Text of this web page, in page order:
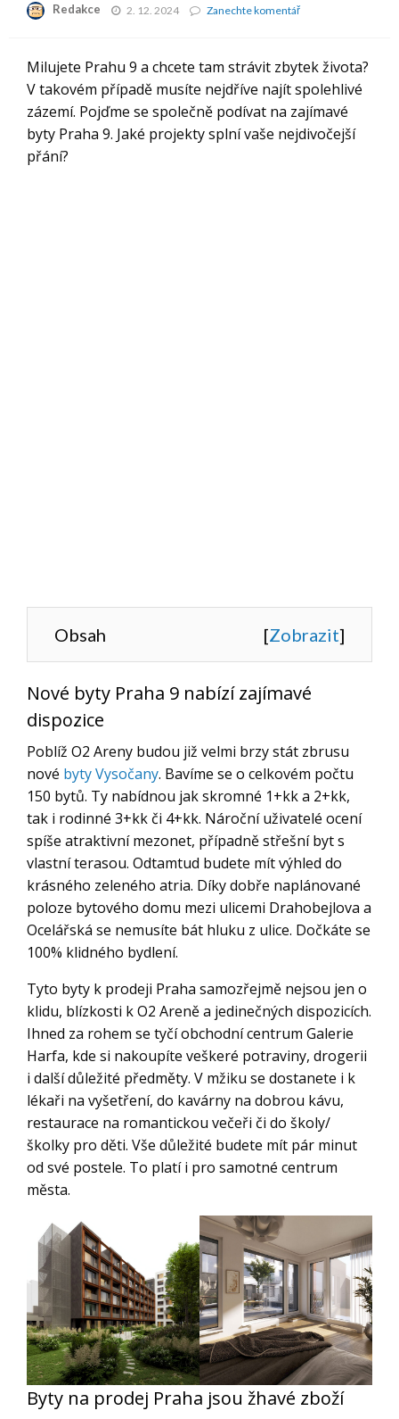
Redakce 2. 12. 2024 Zanechte komentářChcete
lokalitě
kousek
od
O2
Areny?
Milujete Prahu 9 a chcete tam strávit zbytek života?
V takovém případě musíte nejdříve najít spolehlivé
zázemí. Pojďme se společně podívat na zajímavé
byty Praha 9. Jaké projekty splní vaše nejdivočejší
přání?
Obsah [Zobrazit]
Nové byty Praha 9 nabízí zajímavé
dispozice
Poblíž O2 Areny budou již velmi brzy stát zbrusu
nové byty Vysočany. Bavíme se o celkovém počtu
150 bytů. Ty nabídnou jak skromné 1+kk a 2+kk,
tak i rodinné 3+kk či 4+kk. Nároční uživatelé ocení
spíše atraktivní mezonet, případně střešní byt s
vlastní terasou. Odtamtud budete mít výhled do
krásného zeleného atria. Díky dobře naplánované
poloze bytového domu mezi ulicemi Drahobejlova a
Ocelářská se nemusíte bát hluku z ulice. Dočkáte se
100% klidného bydlení.
Tyto byty k prodeji Praha samozřejmě nejsou jen o
klidu, blízkosti k O2 Areně a jedinečných dispozicích.
Ihned za rohem se tyčí obchodní centrum Galerie
Harfa, kde si nakoupíte veškeré potraviny, drogerii
i další důležité předměty. V mžiku se dostanete i k
lékaři na vyšetření, do kavárny na dobrou kávu,
restaurace na romantickou večeři či do školy/
školky pro děti. Vše důležité budete mít pár minut
od své postele. To platí i pro samotné centrum
města.
Byty na prodej Praha jsou žhavé zboží